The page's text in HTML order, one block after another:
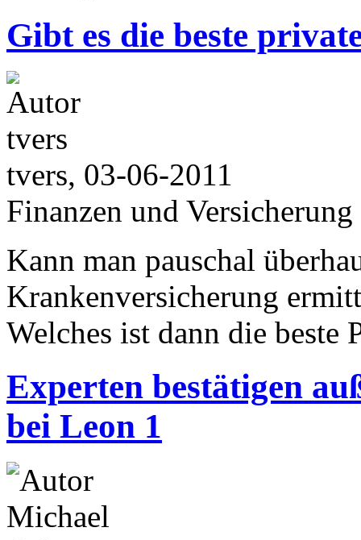
Gibt es die beste
tvers, 03-06-2011
Finanzen und Versicherung
Kann man pauschal
Krankenversicherung
Welches ist dann die beste
Experten bestätigen
bei Leon 1